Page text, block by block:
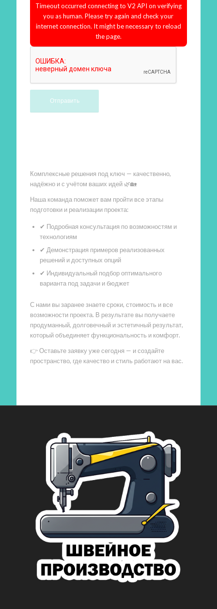
Timeout occurred connecting to V2 API on verifying
you as human. Please try again and check your
internet connection. It might be necessary to reload
the page.
Комплексные решения под ключ — качественно,
надёжно и с учётом ваших идей 🌿🏡
Наша команда поможет вам пройти все этапы
подготовки и реализации проекта:
✔ Подробная консультация по возможностям и
технологиям
✔ Демонстрация примеров реализованных
решений и доступных опций
✔ Индивидуальный подбор оптимального
варианта под задачи и бюджет
С нами вы заранее знаете сроки, стоимость и все
возможности проекта. В результате вы получаете
продуманный, долговечный и эстетичный результат,
который объединяет функциональность и комфорт.
👉 Оставьте заявку уже сегодня — и создайте
пространство, где качество и стиль работают на вас.